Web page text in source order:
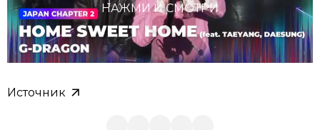
НАЖМИ И СМОТРИ
Источник